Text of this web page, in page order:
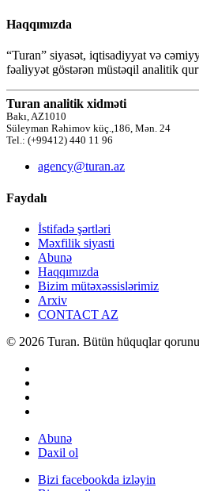
Haqqımızda
“Turan” siyasət, iqtisadiyyat və
fəaliyyət göstərən müstəqil analitik
Turan analitik xidməti
Bakı, AZ1010
Süleyman Rəhimov küç.,186, Mən. 24
Tel.: (+99412) 440 11 96
agency@turan.az
Faydalı
İstifadə şərtləri
Məxfilik siyasti
Abunə
Haqqımızda
Bizim mütəxəssislərimiz
Arxiv
CONTACT AZ
© 2026 Turan. Bütün hüquqlar
Abunə
Daxil ol
Bizi facebookda izləyin